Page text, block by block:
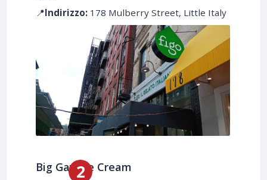
📍Indirizzo: 178 Mulberry Street, Little Italy
Big Gay Ice Cream